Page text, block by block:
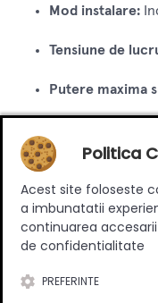
Mod instalare:
Tensiune de
Putere maxima
Culoare finisaj:
Lungime cablu
Tip conectori:
Politica
Acest site foloseste
a imbunatatii
continuarea accesarii
de confidentialitate
PREFERINTE